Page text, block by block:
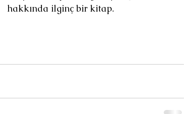
hakkında ilginç bir kitap.